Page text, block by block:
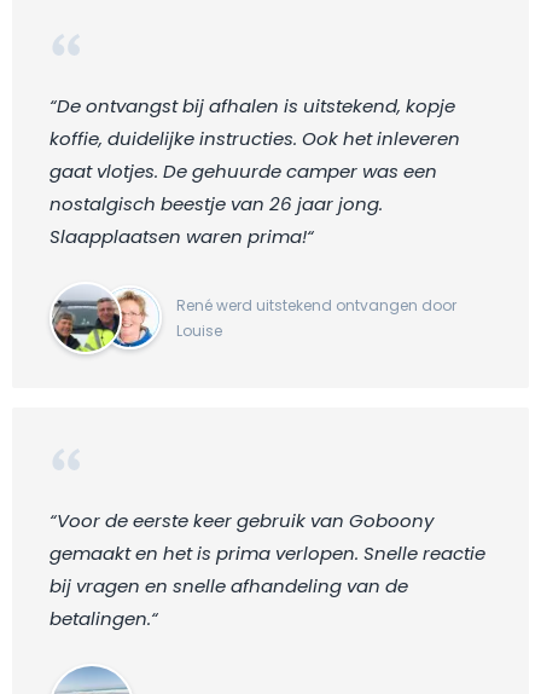
“De ontvangst bij afhalen is uitstekend, kopje
koffie, duidelijke instructies. Ook het inleveren
gaat vlotjes. De gehuurde camper was een
nostalgisch beestje van 26 jaar jong.
Slaapplaatsen waren prima!“
René werd uitstekend ontvangen door
Louise
“Voor de eerste keer gebruik van Goboony
gemaakt en het is prima verlopen. Snelle reactie
bij vragen en snelle afhandeling van de
betalingen.“